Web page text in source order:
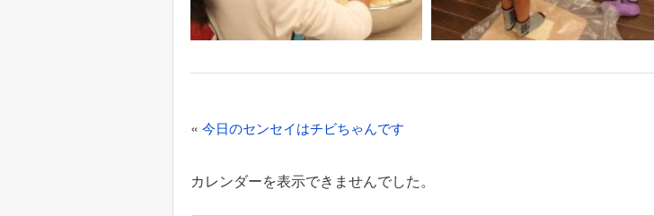
投
ナ
«今日のセンセイはチビちゃんです
カレンダーを表示できませんでした。